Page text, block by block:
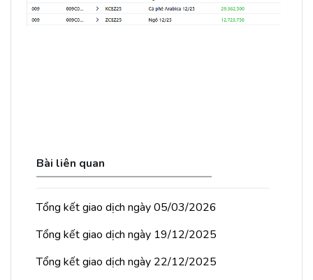
Bài liên quan
Tổng kết giao dịch ngày 05/03/2026
Tổng kết giao dịch ngày 19/12/2025
Tổng kết giao dịch ngày 22/12/2025